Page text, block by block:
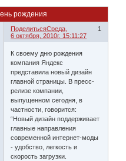
рождения
Поделиться 1
Среда,
6 октября, 2010г. 15:11:27
К своему дню рождения
компания Яндекс
представила новый дизайн
главной страницы. В пресс-
релизе компании,
выпущенном сегодня, в
частности, говорится:
“Новый дизайн поддерживает
главные направления
современной интернет-моды
- удобство, легкость и
скорость загрузки.